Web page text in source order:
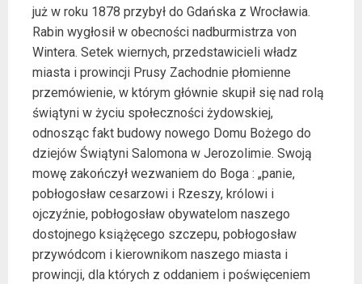
już w roku 1878 przybył do Gdańska z Wrocławia.
Rabin wygłosił w obecności nadburmistrza von
Wintera. Setek wiernych, przedstawicieli władz
miasta i prowincji Prusy Zachodnie płomienne
przemówienie, w którym głównie skupił się nad rolą
świątyni w życiu społeczności żydowskiej,
odnosząc fakt budowy nowego Domu Bożego do
dziejów Świątyni Salomona w Jerozolimie. Swoją
mowę zakończył wezwaniem do Boga : „panie,
pobłogosław cesarzowi i Rzeszy, królowi i
ojczyźnie, pobłogosław obywatelom naszego
dostojnego książęcego szczepu, pobłogosław
przywódcom i kierownikom naszego miasta i
prowincji, dla których z oddaniem i poświęceniem